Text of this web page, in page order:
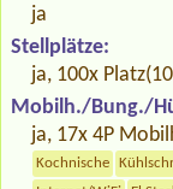
ja
Stellplätze:
ja, 100x
Mobilh./Bung./
ja, 17x 4P
Kochnische